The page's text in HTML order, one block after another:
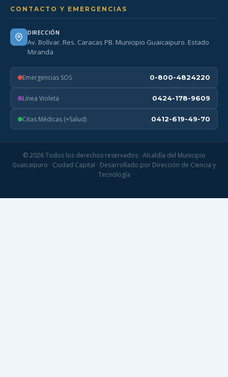
CONTACTO Y EMERGENCIAS
DIRECCIÓN
Av. Bolívar. Res. Caracas PB. Municipio Guaicaipuro. Estado
Miranda
Emergencias SOS 0-800-4824220
Línea Violeta 0424-178-9609
Citas Médicas (+Salud) 0412-619-49-70
© 2026 Todos los derechos reservados · Alcaldía del Municipio
Guaicaipuro · Ciudad Capital · Desarrollado por Dirección de Ciencia y
Tecnología